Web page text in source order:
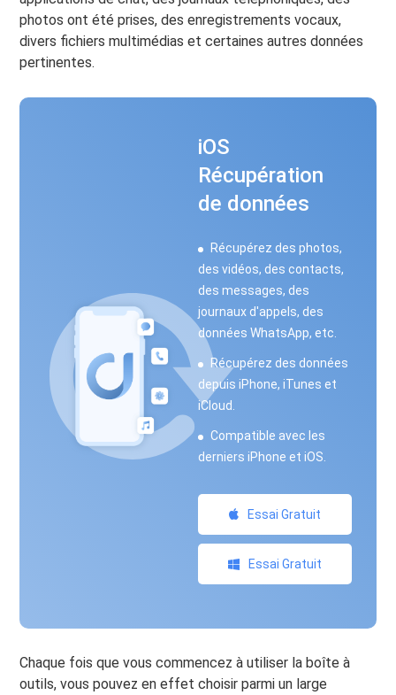
photos ont été prises, des enregistrements vocaux,
divers fichiers multimédias et certaines autres données
pertinentes.
iOS
Récupération
de données
Récupérez des photos,
des vidéos, des contacts,
des messages, des
journaux d'appels, des
données WhatsApp, etc.
Récupérez des données
depuis iPhone, iTunes et
iCloud.
Compatible avec les
derniers iPhone et iOS.
Essai Gratuit
Essai Gratuit
Chaque fois que vous commencez à utiliser la boîte à
outils, vous pouvez en effet choisir parmi un large